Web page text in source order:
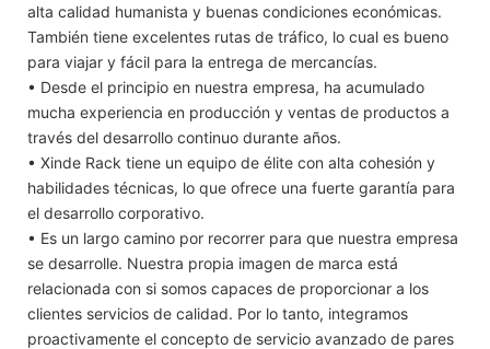
alta calidad humanista y buenas condiciones económicas.
También tiene excelentes rutas de tráfico, lo cual es bueno
para viajar y fácil para la entrega de mercancías.
• Desde el principio en nuestra empresa, ha acumulado
mucha experiencia en producción y ventas de productos a
través del desarrollo continuo durante años.
• Xinde Rack tiene un equipo de élite con alta cohesión y
habilidades técnicas, lo que ofrece una fuerte garantía para
el desarrollo corporativo.
• Es un largo camino por recorrer para que nuestra empresa
se desarrolle. Nuestra propia imagen de marca está
relacionada con si somos capaces de proporcionar a los
clientes servicios de calidad. Por lo tanto, integramos
proactivamente el concepto de servicio avanzado de pares